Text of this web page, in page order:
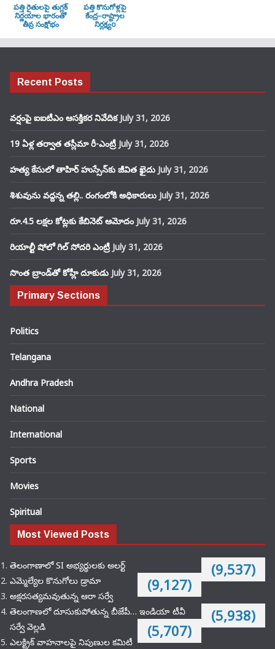
పత్తి రైతులపై తుగ్లక్‌
నిర్ణయాల భారంతో
తీవ్ర సంక్షోభం
పత్తి కొనుగోళ్లపై
కేంద్ర–రాష్ట్రాల
నిర్లక్ష్యo
Recent Posts
వర్షంపై ఐఐటీఎం ఆసక్తికర నివేదిక July 31, 2026
19 ఏళ్ల తర్వాత తస్లీమా రీ-ఎంట్రీ July 31, 2026
హత్య కేసులో తాహిర్ హుస్సేన్‌కు జీవిత ఖైదు July 31, 2026
శిశువును వద్దన్న తల్లి.. రంగంలోకి అధికారులు July 31, 2026
రూ.4.5 లక్షల కోట్లకు కేబినెట్ ఆమోదం July 31, 2026
రియాల్టీ షోలో గిల్ సోదరి ఎంట్రీ July 31, 2026
సొంత బ్రాండ్‌తో కోహ్లీ దూకుడు July 31, 2026
Primary Sections
Politics
Telangana
Andhra Pradesh
National
International
Sports
Movies
Spiritual
Most Viewed Posts
తెలంగాణాలో SI అభ్యర్థులకు అలర్ట్ (9,537)
ఎమ్మెల్యేల కొనుగోలు డ్రామా (9,127)
అక్షరసత్యమవుతున్న ఆరా సర్వే
(5,938)
తెలంగాణలో దూసుకుపోతున్న బీజేపీ… ఇండియా టీవీ
సర్వే వెల్లడి
(5,707)
ఎలక్ట్రిక్‌ వాహనాలపై నిపుణుల కమిటీ